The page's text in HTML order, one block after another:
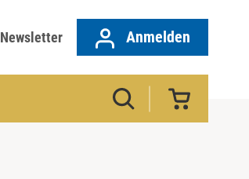
Newsletter Anmelden